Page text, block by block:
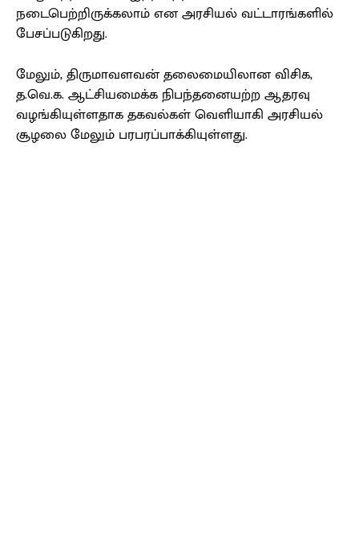
நடைபெற்றிருக்கலாம் என அரசியல் வட்டாரங்களில்
பேசப்படுகிறது.
மேலும், திருமாவளவன் தலைமையிலான விசிக,
த.வெ.க. ஆட்சியமைக்க நிபந்தனையற்ற ஆதரவு
வழங்கியுள்ளதாக தகவல்கள் வெளியாகி அரசியல்
சூழலை மேலும் பரபரப்பாக்கியுள்ளது.